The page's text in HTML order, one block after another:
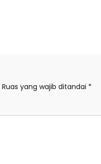
Ruas yang wajib ditandai *